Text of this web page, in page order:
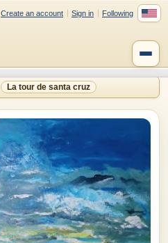
Create an account Sign in Following
La tour de santa cruz